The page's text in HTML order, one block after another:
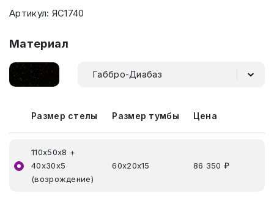
Артикул: ЯС1740
Материал
Габбро-Диабаз
Размер стелы Размер тумбы Цена
110х50х8 +
40х30х5
(возрождение)
60х20х15 86 350 ₽